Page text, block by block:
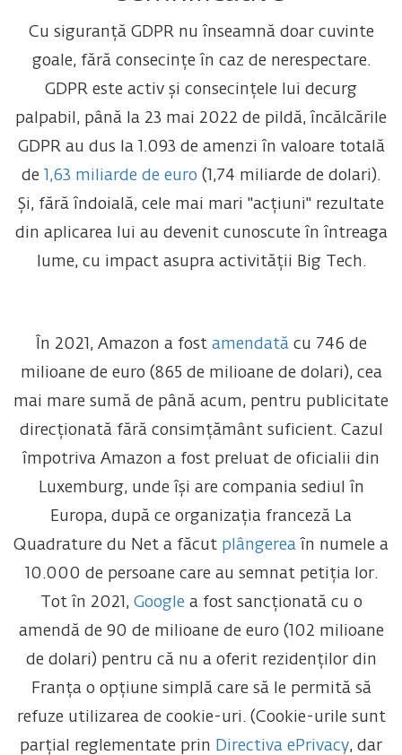
Cu siguranță GDPR nu înseamnă doar cuvinte
goale, fără consecințe în caz de nerespectare.
GDPR este activ și consecințele lui decurg
palpabil, până la 23 mai 2022 de pildă, încălcările
GDPR au dus la 1.093 de amenzi în valoare totală
de 1,63 miliarde de euro (1,74 miliarde de dolari).
Și, fără îndoială, cele mai mari "acțiuni" rezultate
din aplicarea lui au devenit cunoscute în întreaga
lume, cu impact asupra activității Big Tech.
În 2021, Amazon a fostamendată cu 746 de
milioane de euro (865 de milioane de dolari), cea
mai mare sumă de până acum, pentru publicitate
direcționată fără consimțământ suficient. Cazul
împotriva Amazon a fost preluat de oficialii din
Luxemburg, unde își are compania sediul în
Europa, după ce organizația franceză La
Quadrature du Net a făcut plângerea în numele a
10.000 de persoane care au semnat petiția lor.
Tot în 2021, Googlea fost sancționată cu o
amendă de 90 de milioane de euro (102 milioane
de dolari) pentru că nu a oferit rezidenților din
Franța o opțiune simplă care să le permită să
refuze utilizarea de cookie-uri. (Cookie-urile sunt
parțial reglementate prin Directiva ePrivacy, dar